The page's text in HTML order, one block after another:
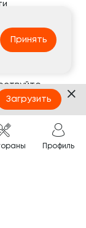
жизнь
CITY
Профиль
Принять
Загрузить